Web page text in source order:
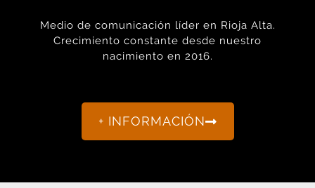
Medio de comunicación líder en Rioja Alta.
Crecimiento constante desde nuestro
nacimiento en 2016.
+ INFORMACIÓN